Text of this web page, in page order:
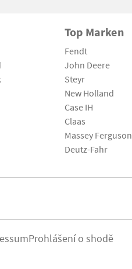
Top Marken
Fendt
John Deere
Steyr
New Holland
Case IH
Claas
Massey Ferguson
Deutz-Fahr
Prohlášení o shodě